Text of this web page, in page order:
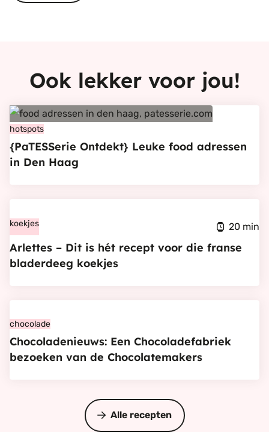
Ook lekker voor jou!
Bekijk
{PaTESSerie
Ontdekt}
Leuke
Haag
hotspots
{PaTESSerie Ontdekt} Leuke food adressen
in Den Haag
Arlettes
Dit
voor
die
franse
koekjes 20 min
Arlettes – Dit is hét recept voor die franse
bladerdeeg koekjes
Chocoladenieuws:
Een
Chocoladefabriek
Chocolatemakers
chocolade
Chocoladenieuws: Een Chocoladefabriek
bezoeken van de Chocolatemakers
Alle recepten